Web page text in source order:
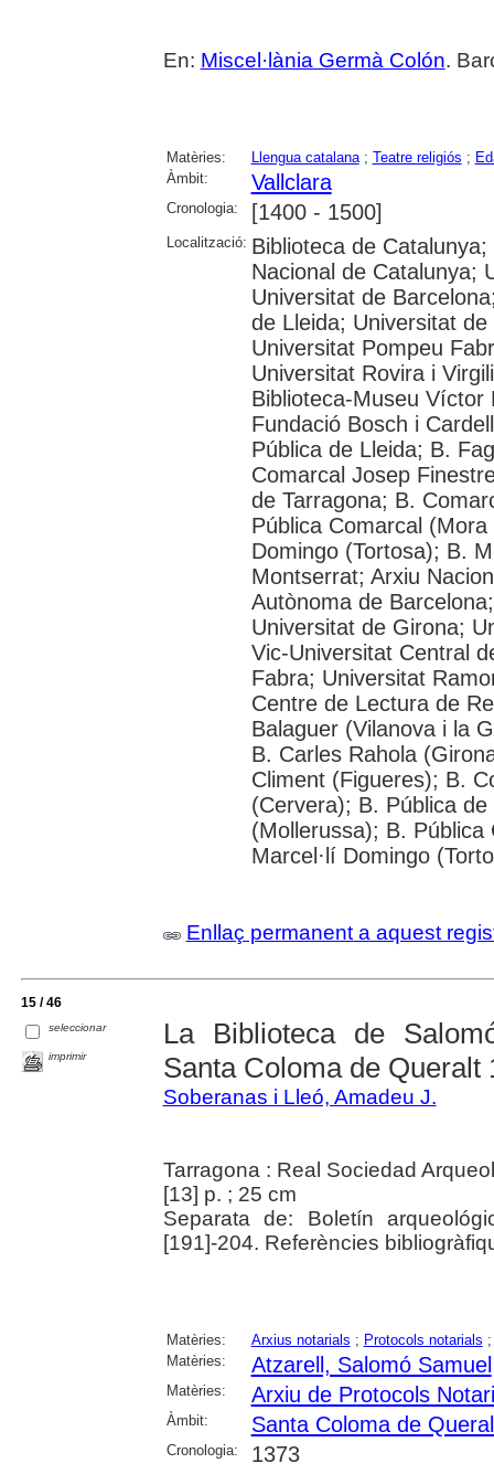
En: Miscel·lània Germà Colón.
Matèries: Llengua catalana; Teatre religiós ;
Àmbit:
Vallclara
Cronologia: [1400 - 1500]
Localització: Biblioteca de
Nacional de Catalunya;
Universitat de
de Lleida; Universitat
Universitat Pompeu
Universitat Rovira i
Biblioteca-Museu Víctor
Fundació Bosch i
Pública de Lleida; B.
Comarcal Josep
de Tarragona; B.
Pública Comarcal
Domingo (Tortosa); B.
Montserrat; Arxiu
Autònoma de
Universitat de Girona;
Vic-Universitat Central
Fabra; Universitat
Centre de Lectura de
Balaguer (Vilanova i la
B. Carles Rahola
Climent (Figueres); B.
(Cervera); B. Pública
(Mollerussa); B.
Marcel·lí Domingo
Enllaç permanent a aquest
15 / 46
seleccionar
imprimir
La Biblioteca de
Santa Coloma de Queralt
Soberanas i Lleó, Amadeu J.
Tarragona : Real Sociedad
[13] p. ; 25 cm
Separata de: Boletín
[191]-204. Referències
Matèries: Arxius notarials ; Protocols notarials
Matèries:
Atzarell, Salomó Samuel
Matèries: Arxiu de Protocols
Àmbit: Santa Coloma de
Cronologia: 1373